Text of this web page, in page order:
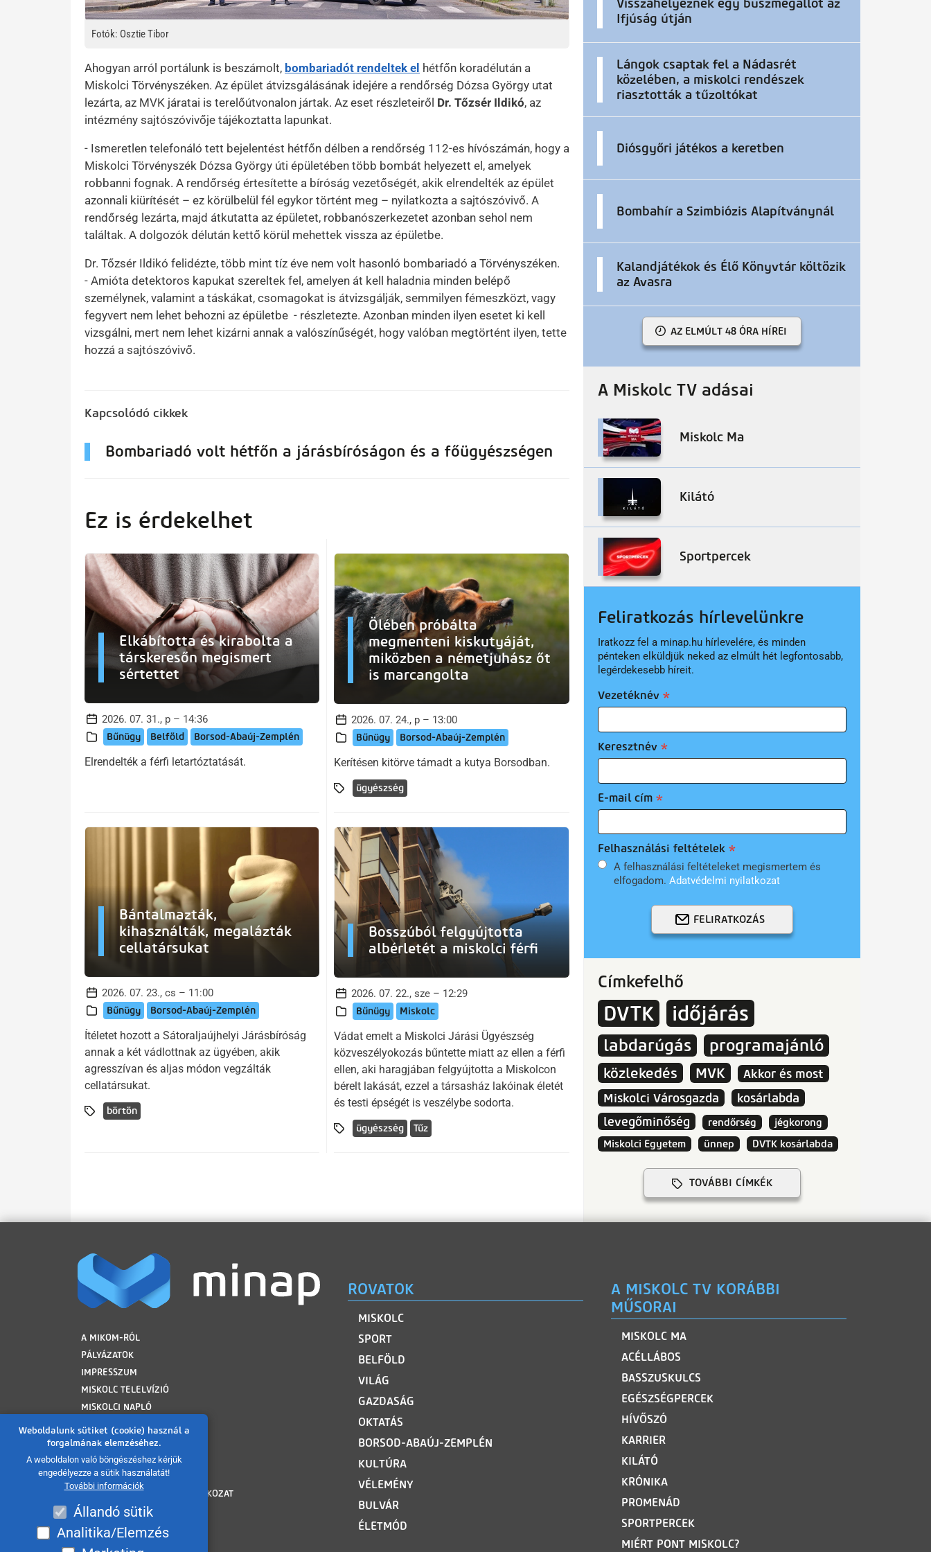
Weboldalunk sütiket (cookie) használ a
forgalmának elemzéséhez.
A weboldalon való böngészéshez kérjük
engedélyezze a sütik használatát!
További információk
Állandó sütik
Analitika/Elemzés
Fotók: Osztie Tibor
Ahogyan arról portálunk is beszámolt, bombariadót rendeltek el hétfőn koradélután a
Miskolci Törvényszéken. Az épület átvizsgálásának idejére a rendőrség Dózsa György utat
lezárta, az MVK járatai is terelőútvonalon jártak. Az eset részleteiről Dr. Tőzsér Ildikó, az
intézmény sajtószóvivője tájékoztatta lapunkat.
- Ismeretlen telefonáló tett bejelentést hétfőn délben a rendőrség 112-es hívószámán, hogy a
Miskolci Törvényszék Dózsa György úti épületében több bombát helyezett el, amelyek
robbanni fognak. A rendőrség értesítette a bíróság vezetőségét, akik elrendelték az épület
azonnali kiürítését – ez körülbelül fél egykor történt meg – nyilatkozta a sajtószóvivő. A
rendőrség lezárta, majd átkutatta az épületet, robbanószerkezetet azonban sehol nem
találtak. A dolgozók délután kettő körül mehettek vissza az épületbe.
Dr. Tőzsér Ildikó felidézte, több mint tíz éve nem volt hasonló bombariadó a Törvényszéken.
- Amióta detektoros kapukat szereltek fel, amelyen át kell haladnia minden belépő
személynek, valamint a táskákat, csomagokat is átvizsgálják, semmilyen fémeszközt, vagy
fegyvert nem lehet behozni az épületbe - részletezte. Azonban minden ilyen esetet ki kell
vizsgálni, mert nem lehet kizárni annak a valószínűségét, hogy valóban megtörtént ilyen, tette
hozzá a sajtószóvivő.
Kapcsolódó cikkek
Bombariadó volt hétfőn a járásbíróságon és a főügyészségen
Ez is érdekelhet
Elkábította és kirabolta a
társkeresőn megismert
sértettet
2026. 07. 31., p – 14:36
Bűnügy Belföld Borsod-Abaúj-Zemplén
Elrendelték a férfi letartóztatását.
Ölében próbálta
megmenteni kiskutyáját,
miközben a németjuhász őt
is marcangolta
2026. 07. 24., p – 13:00
Bűnügy Borsod-Abaúj-Zemplén
Kerítésen kitörve támadt a kutya Borsodban.
ügyészség
Bántalmazták,
kihasználták, megalázták
cellatársukat
2026. 07. 23., cs – 11:00
Bűnügy Borsod-Abaúj-Zemplén
Ítéletet hozott a Sátoraljaújhelyi Járásbíróság
annak a két vádlottnak az ügyében, akik
agresszívan és aljas módon vegzálták
cellatársukat.
börtön
Bosszúból felgyújtotta
albérletét a miskolci férfi
2026. 07. 22., sze – 12:29
Bűnügy Miskolc
Vádat emelt a Miskolci Járási Ügyészség
közveszélyokozás bűntette miatt az ellen a férfi
ellen, aki haragjában felgyújtotta a Miskolcon
bérelt lakását, ezzel a társasház lakóinak életét
és testi épségét is veszélybe sodorta.
ügyészség Tűz
Visszahelyeznek egy buszmegállót az
Ifjúság útján
Lángok csaptak fel a Nádasrét
közelében, a miskolci rendészek
riasztották a tűzoltókat
Diósgyőri játékos a keretben
Bombahír a Szimbiózis Alapítványnál
Kalandjátékok és Élő Könyvtár költözik
az Avasra
AZ ELMÚLT 48 ÓRA HÍREI
A Miskolc TV adásai
Miskolc Ma
Kilátó
Sportpercek
Feliratkozás hírlevelünkre
Iratkozz fel a minap.hu hírlevelére, és minden
pénteken elküldjük neked az elmúlt hét legfontosabb,
legérdekesebb híreit.
Vezetéknév
Keresztnév
E-mail cím
Felhasználási feltételek
A felhasználási feltételeket megismertem és
elfogadom. Adatvédelmi nyilatkozat
FELIRATKOZÁS
Címkefelhő
DVTK időjárás
labdarúgás programajánló
közlekedés MVK
Akkor és most
Miskolci Városgazda
kosárlabda
levegőminőség
rendőrség
jégkorong
Miskolci Egyetem
ünnep DVTK kosárlabda
TOVÁBBI CÍMKÉK
LÁBLÉC
A MIKOM-RÓL
PÁLYÁZATOK
IMPRESSZUM
MISKOLC TELELVÍZIÓ
MISKOLCI NAPLÓ
FELHASZNÁLÁSI FELTÉTELEK
ADATVÉDELMI TÁJÉKOZTATÓ
SÜTI TÁJÉKOZTATÓ
AKADÁLYMENTESÍTÉSI NYILATKOZAT
KÖZÉRDEKŰ ADATOK
KÖZADATKERESŐ
ROVATOK
MISKOLC
SPORT
BELFÖLD
VILÁG
GAZDASÁG
OKTATÁS
BORSOD-ABAÚJ-ZEMPLÉN
KULTÚRA
VÉLEMÉNY
BULVÁR
ÉLETMÓD
A MISKOLC TV KORÁBBI
MŰSORAI
MISKOLC MA
ACÉLLÁBOS
BASSZUSKULCS
EGÉSZSÉGPERCEK
HÍVŐSZÓ
KARRIER
KILÁTÓ
KRÓNIKA
PROMENÁD
SPORTPERCEK
MIÉRT PONT MISKOLC?